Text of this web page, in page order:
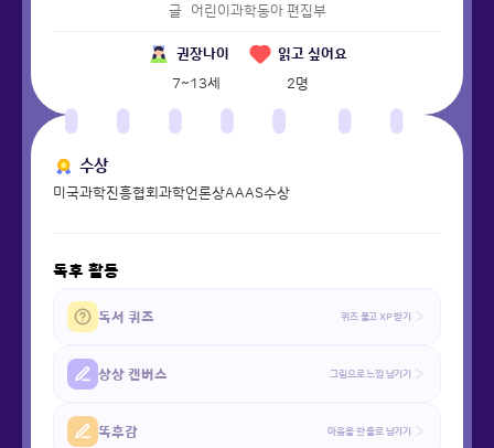
글 어린이과학동아 편집부
권장나이
7~13세
읽고 싶어요
2명
수상
미국과학진흥협회과학언론상AAAS수상
독후 활동
독서 퀴즈 퀴즈 풀고 XP 받기
상상 캔버스 그림으로 느낌 남기기
똑후감 마음을 한 줄로 남기기